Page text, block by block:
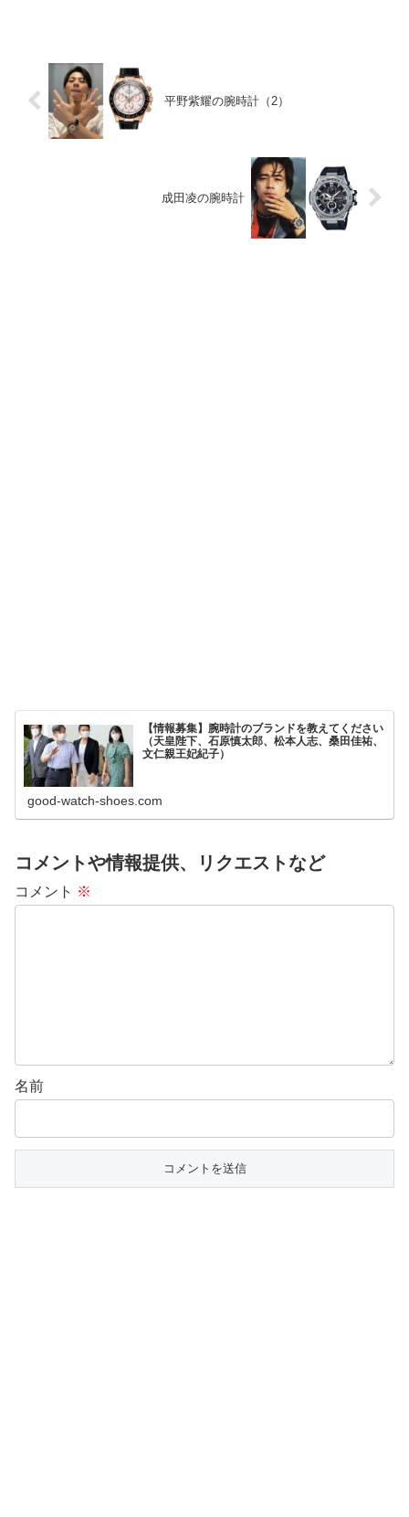
平野紫耀の腕時計（2）
成田凌の腕時計
【情報募集】腕時計のブランドを教えてください
（天皇陛下、石原慎太郎、松本人志、桑田佳祐、
文仁親王妃紀子）
good-watch-shoes.com
コメントや情報提供、リクエストなど
コメント ※
名前